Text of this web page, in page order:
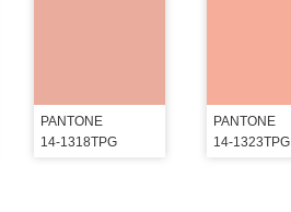
PANTONE
14-1318TPG
PANTONE
14-1323TPG